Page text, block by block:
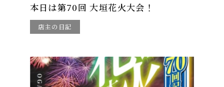
本日は第70回 大垣花火大会！
店主の日記